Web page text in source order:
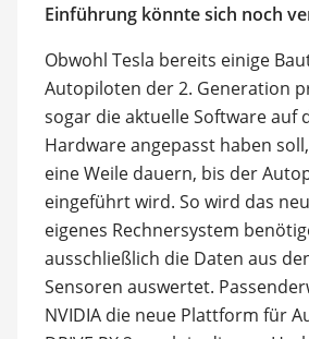
Einführung könnte sich noch
Obwohl Tesla bereits einige
Autopiloten der 2. Generation
sogar die aktuelle Software auf
Hardware angepasst haben
eine Weile dauern, bis der
eingeführt wird. So wird das
eigenes Rechnersystem
ausschließlich die Daten aus
Sensoren auswertet.
NVIDIA die neue Plattform für